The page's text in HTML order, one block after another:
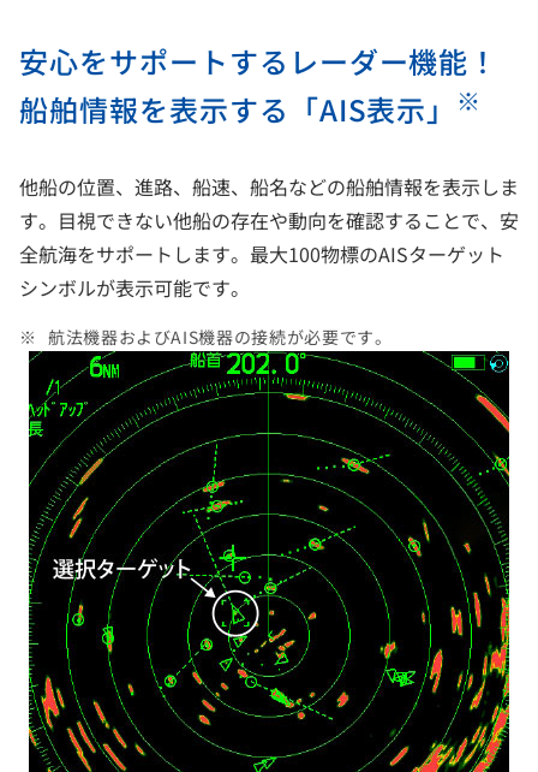
安心をサポートするレーダー機能！
船舶情報を表示する「AIS表示」
※
他船の位置、進路、船速、船名などの船舶情報を表示しま
す。目視できない他船の存在や動向を確認することで、安
全航海をサポートします。最大100物標のAISターゲット
シンボルが表示可能です。
航法機器およびAIS機器の接続が必要です。